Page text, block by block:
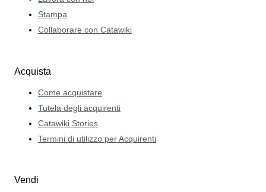
Stampa
Collaborare con Catawiki
Acquista
Come acquistare
Tutela degli acquirenti
Catawiki Stories
Termini di utilizzo per Acquirenti
Vendi